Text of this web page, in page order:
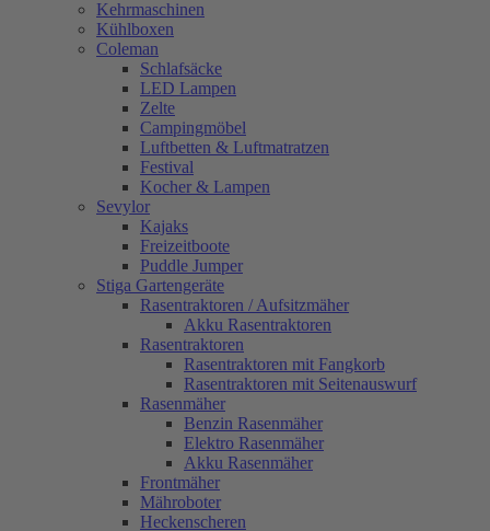
Kehrmaschinen
Kühlboxen
Coleman
Schlafsäcke
LED Lampen
Zelte
Campingmöbel
Luftbetten & Luftmatratzen
Festival
Kocher & Lampen
Sevylor
Kajaks
Freizeitboote
Puddle Jumper
Stiga Gartengeräte
Rasentraktoren / Aufsitzmäher
Akku Rasentraktoren
Rasentraktoren
Rasentraktoren mit Fangkorb
Rasentraktoren mit Seitenauswurf
Rasenmäher
Benzin Rasenmäher
Elektro Rasenmäher
Akku Rasenmäher
Frontmäher
Mähroboter
Heckenscheren